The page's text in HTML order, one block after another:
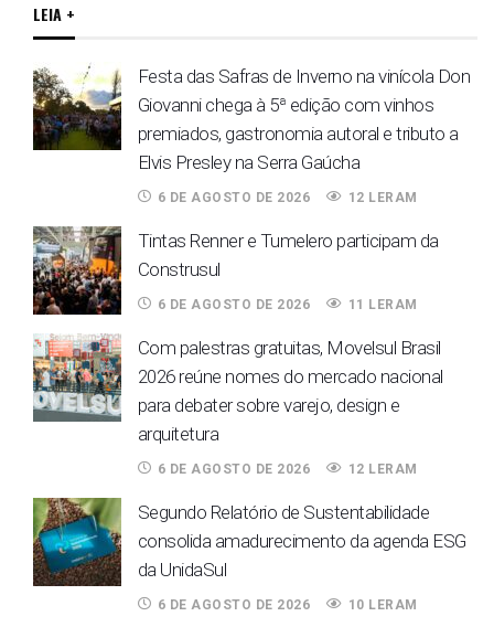
LEIA +
Festa das Safras de Inverno na vinícola Don
Giovanni chega à 5ª edição com vinhos
premiados, gastronomia autoral e tributo a
Elvis Presley na Serra Gaúcha
6 DE AGOSTO DE 2026 12 LERAM
Tintas Renner e Tumelero participam da
Construsul
6 DE AGOSTO DE 2026 11 LERAM
Com palestras gratuitas, Movelsul Brasil
2026 reúne nomes do mercado nacional
para debater sobre varejo, design e
arquitetura
6 DE AGOSTO DE 2026 12 LERAM
Segundo Relatório de Sustentabilidade
consolida amadurecimento da agenda ESG
da UnidaSul
6 DE AGOSTO DE 2026 10 LERAM